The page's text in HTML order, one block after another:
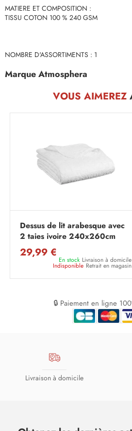
MATIERE ET COMPOSITION :
TISSU COTON 100 % 240 GSM
NOMBRE D'ASSORTIMENTS : 1
Marque Atmosphera
VOUS AIMEREZ
Dessus de lit arabesque avec
2 taies ivoire 240x260cm
29,99 €
En stock Livraison à domicile
Indisponible Retrait en magasin
🔒 Paiement en ligne
Livraison à domicile